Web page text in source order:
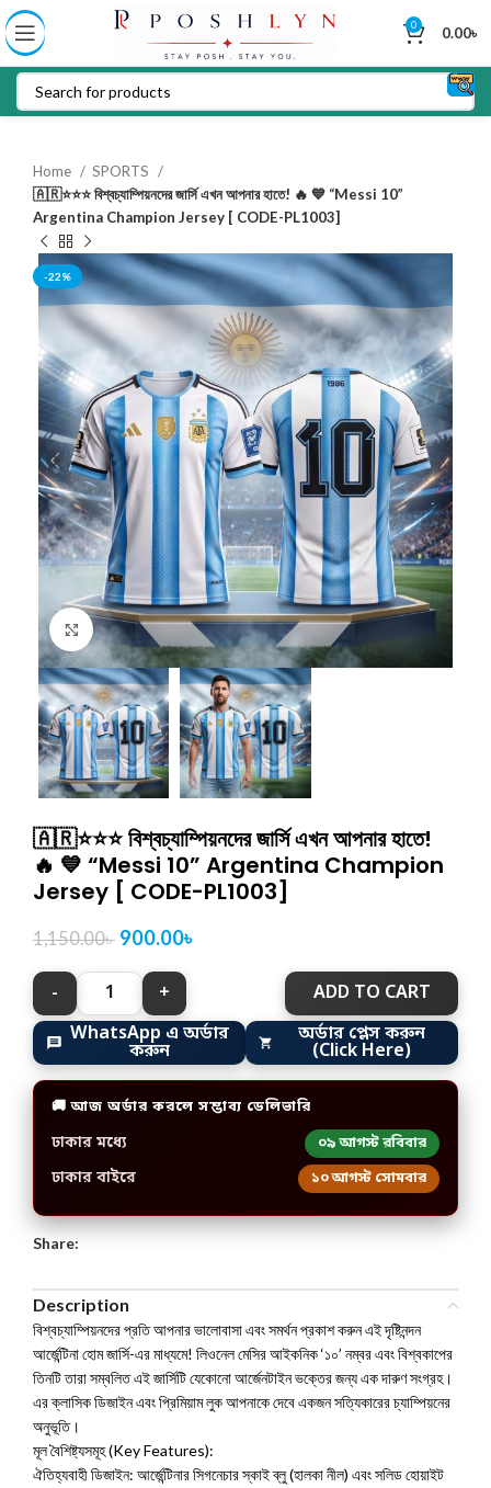
0 0.00৳
Home
SPORTS
🇦🇷⭐⭐⭐ বিশ্বচ্যাম্পিয়নদের জার্সি এখন আপনার হাতে! 🔥 💙 “Messi 10”
Argentina Champion Jersey [ CODE-PL1003]
-22%
Click to enlarge
🇦🇷⭐⭐⭐ বিশ্বচ্যাম্পিয়নদের জার্সি এখন আপনার হাতে!
🔥 💙 “Messi 10” Argentina Champion
Jersey [ CODE-PL1003]
1,150.00৳ 900.00৳
ADD TO CART
WhatsApp এ অর্ডার
করুন
অর্ডার প্লেস করুন
(Click Here)
🚚 আজ অর্ডার করলে সম্ভাব্য ডেলিভারি
ঢাকার মধ্যে ০৯ আগস্ট রবিবার
ঢাকার বাইরে ১০ আগস্ট সোমবার
Share:
Description
বিশ্বচ্যাম্পিয়নদের প্রতি আপনার ভালোবাসা এবং সমর্থন প্রকাশ করুন এই দৃষ্টিনন্দন
আর্জেন্টিনা হোম জার্সি-এর মাধ্যমে! লিওনেল মেসির আইকনিক ‘১০’ নম্বর এবং বিশ্বকাপের
তিনটি তারা সম্বলিত এই জার্সিটি যেকোনো আর্জেনটাইন ভক্তের জন্য এক দারুণ সংগ্রহ।
এর ক্লাসিক ডিজাইন এবং প্রিমিয়াম লুক আপনাকে দেবে একজন সত্যিকারের চ্যাম্পিয়নের
অনুভূতি।
মূল বৈশিষ্ট্যসমূহ (Key Features):
ঐতিহ্যবাহী ডিজাইন: আর্জেন্টিনার সিগনেচার স্কাই ব্লু (হালকা নীল) এবং সলিড হোয়াইট